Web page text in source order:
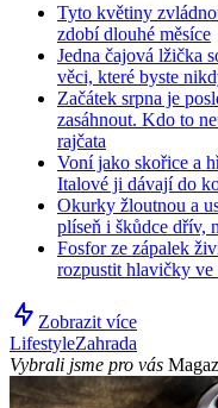
Tyto květiny
zdobí dlouhé měsíce
Jedna čajová lžička
věci, které byste
Začátek srpna je
zasáhnout. Kdo to
rajčata
Voní jako skořice a
Italové ji dávají do
Okurky žloutnou a
plíseň i škůdce dřív,
Fosfor ze zápalek
rozpustit hlavičky ve
Zobrazit více
LifestyleZahrada
Vybrali jsme pro vás